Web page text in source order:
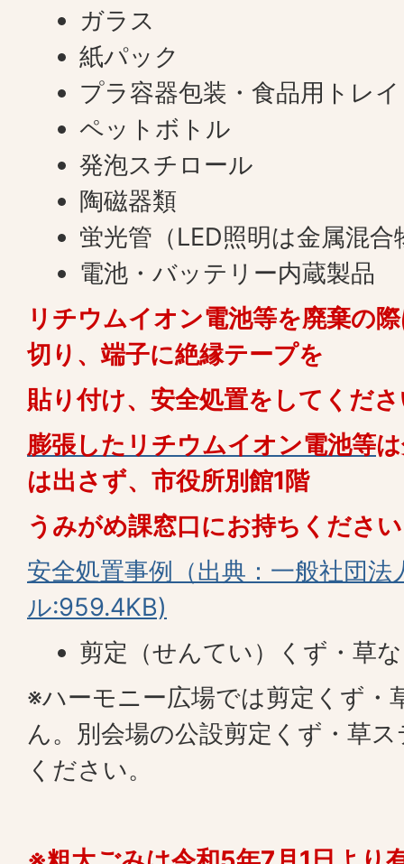
ガラス
紙パック
プラ容器包装・食品用トレイ
ペットボトル
発泡スチロール
陶磁器類
蛍光管（LED照明は金属混合
電池・バッテリー内蔵製品
リチウムイオン電池等を廃棄の
切り、端子に絶縁テープを
貼り付け、安全処置をしてくだ
膨張したリチウムイオン電池等
は出さず、市役所別館1階
うみがめ課窓口にお持ちくださ
安全処置事例（出典：一般社団
ル:959.4KB)
剪定（せんてい）くず・草
※ハーモニー広場では剪定くず・
ん。別会場の公設剪定くず・草
ください。